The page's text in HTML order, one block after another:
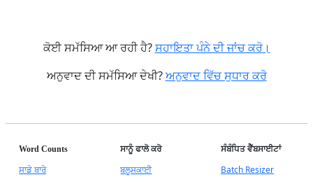
ਕੋਈ ਸਮੱਸਿਆ ਆ ਰਹੀ ਹੈ? ਸਹਾਇਤਾ ਪੰਨੇ ਦੀ ਜਾਂਚ ਕਰੋ।
ਅਨੁਵਾਦ ਦੀ ਸਮੱਸਿਆ ਦੇਖੀ? ਅਨੁਵਾਦ ਵਿੱਚ ਸੁਧਾਰ ਕਰੋ
Word Counts
ਸਾਡੇ ਬਾਰੇ
ਸਾਨੂੰ ਫਾਲੋ ਕਰੋ
ਬਲੂਸਕਾਈ
ਸੰਬੰਧਿਤ ਵੈੱਬਸਾਈਟਾਂ
Batch Resizer